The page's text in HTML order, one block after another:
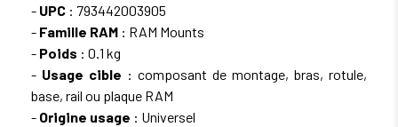
- UPC : 793442003905
- Famille RAM : RAM Mounts
- Poids : 0.1 kg
- Usage cible : composant de montage, bras, rotule,
base, rail ou plaque RAM
- Origine usage : Universel